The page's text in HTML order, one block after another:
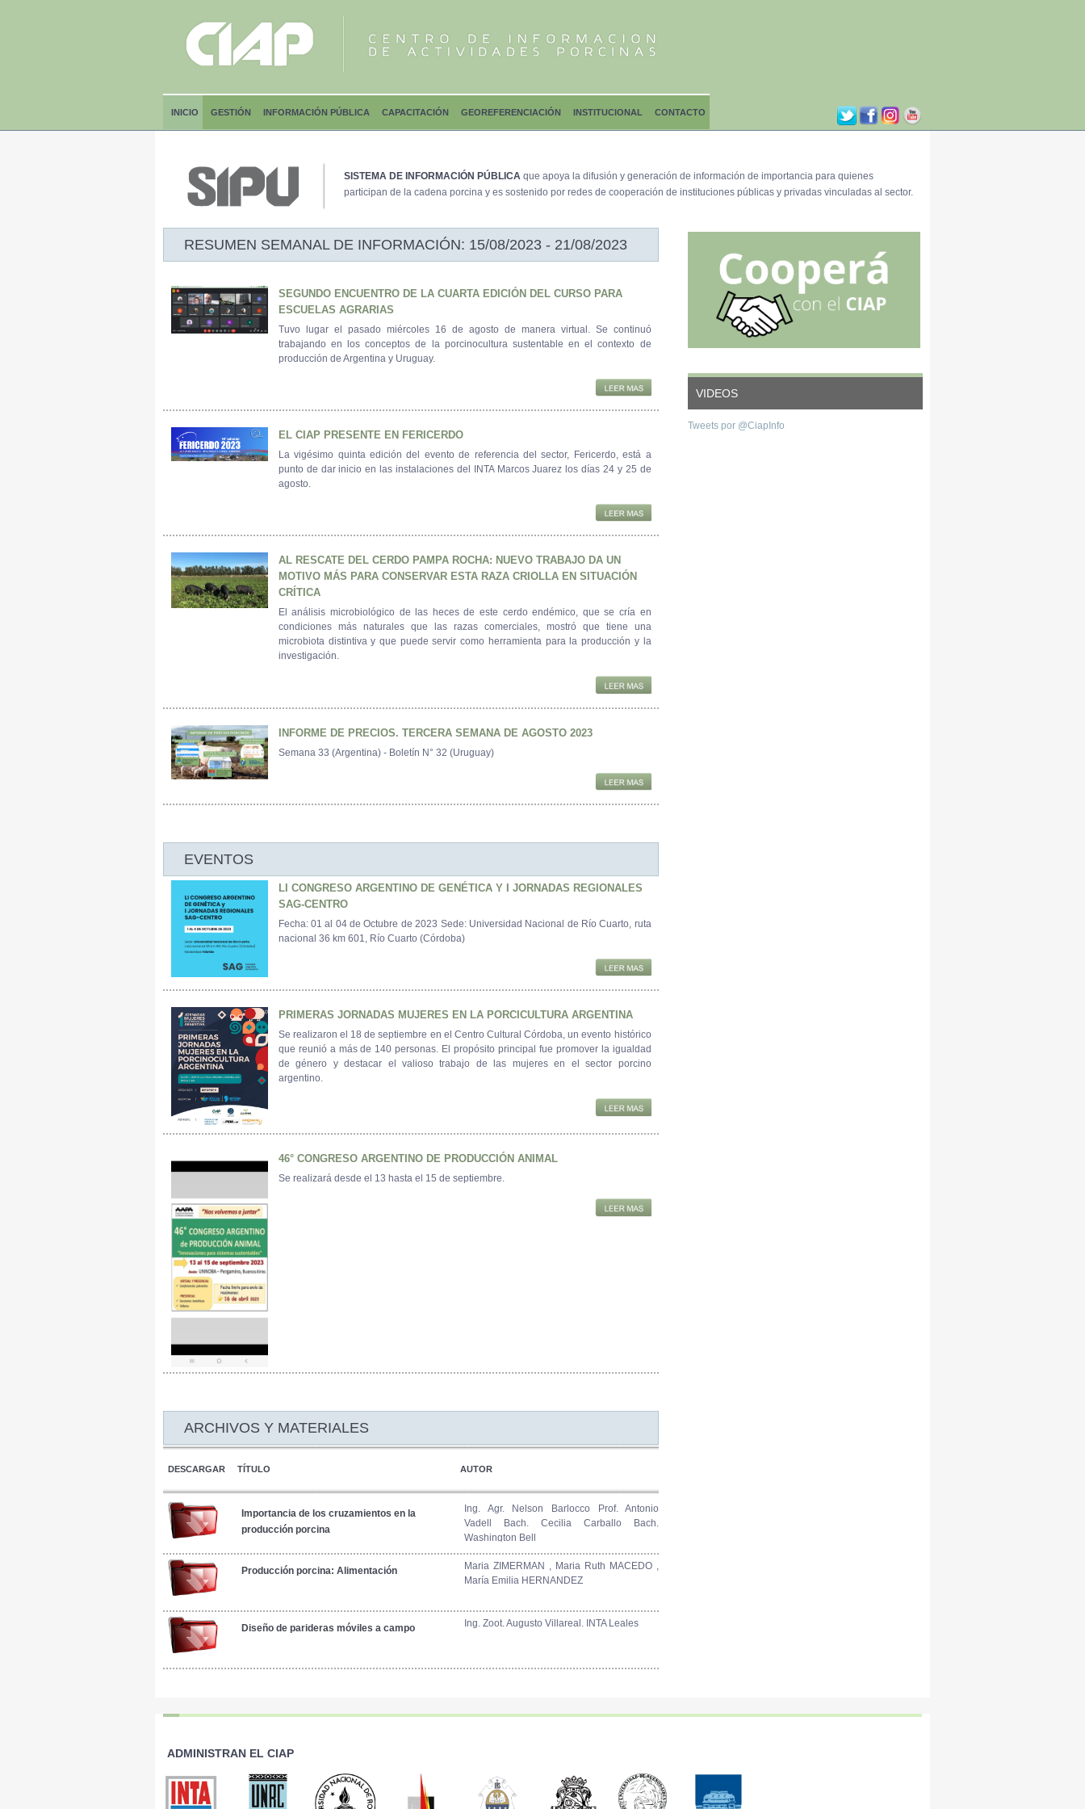
INICIO GESTIÓN INFORMACIÓN PÚBLICA CAPACITACIÓN GEOREFERENCIACIÓN INSTITUCIONAL CONTACTO
SISTEMA DE INFORMACIÓN PÚBLICAque apoya la difusión y generación de información de importancia para quienes
participan de la cadena porcina y es sostenido por redes de cooperación de instituciones públicas y privadas vinculadas al sector.
RESUMEN SEMANAL DE INFORMACIÓN: 15/08/2023 - 21/08/2023
SEGUNDO ENCUENTRO DE LA CUARTA EDICIÓN DEL CURSO PARA
ESCUELAS AGRARIAS
Tuvo lugar el pasado miércoles 16 de agosto de manera virtual. Se continuó
trabajando en los conceptos de la porcinocultura sustentable en el contexto de
producción de Argentina y Uruguay.
EL CIAP PRESENTE EN FERICERDO
La vigésimo quinta edición del evento de referencia del sector, Fericerdo, está a
punto de dar inicio en las instalaciones del INTA Marcos Juarez los días 24 y 25 de
agosto.
AL RESCATE DEL CERDO PAMPA ROCHA: NUEVO TRABAJO DA UN
MOTIVO MÁS PARA CONSERVAR ESTA RAZA CRIOLLA EN SITUACIÓN
CRÍTICA
El análisis microbiológico de las heces de este cerdo endémico, que se cría en
condiciones más naturales que las razas comerciales, mostró que tiene una
microbiota distintiva y que puede servir como herramienta para la producción y la
investigación.
INFORME DE PRECIOS. TERCERA SEMANA DE AGOSTO 2023
Semana 33 (Argentina) - Boletín N° 32 (Uruguay)
EVENTOS
LI CONGRESO ARGENTINO DE GENÉTICA Y I JORNADAS REGIONALES
SAG-CENTRO
Fecha: 01 al 04 de Octubre de 2023 Sede: Universidad Nacional de Río Cuarto, ruta
nacional 36 km 601, Río Cuarto (Córdoba)
PRIMERAS JORNADAS MUJERES EN LA PORCICULTURA ARGENTINA
Se realizaron el 18 de septiembre en el Centro Cultural Córdoba, un evento histórico
que reunió a más de 140 personas. El propósito principal fue promover la igualdad
de género y destacar el valioso trabajo de las mujeres en el sector porcino
argentino.
46° CONGRESO ARGENTINO DE PRODUCCIÓN ANIMAL
Se realizará desde el 13 hasta el 15 de septiembre.
ARCHIVOS Y MATERIALES
DESCARGAR TÍTULO AUTOR
Importancia de los cruzamientos en la
producción porcina
Ing. Agr. Nelson Barlocco Prof. Antonio
Vadell Bach. Cecilia Carballo Bach.
Washington Bell
Producción porcina: Alimentación
Maria ZIMERMAN , Maria Ruth MACEDO ,
María Emilia HERNANDEZ
Diseño de parideras móviles a campo Ing. Zoot. Augusto Villareal. INTA Leales
VIDEOS
Tweets por @CiapInfo
ADMINISTRAN EL CIAP